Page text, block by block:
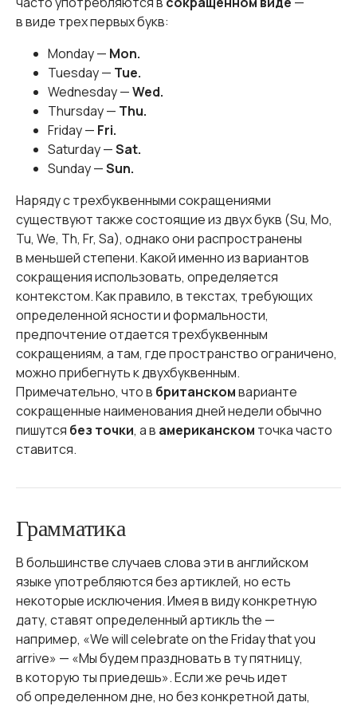
в виде трех первых букв:
Monday — Mon.
Tuesday — Tue.
Wednesday —Wed.
Thursday — Thu.
Friday — Fri.
Saturday —Sat.
Sunday —Sun.
Наряду с трехбуквенными сокращениями
существуют также состоящие из двух букв (Su, Mo,
Tu, We, Th, Fr, Sa), однако они распространены
в меньшей степени. Какой именно из вариантов
сокращения использовать, определяется
контекстом. Как правило, в текстах, требующих
определенной ясности и формальности,
предпочтение отдается трехбуквенным
сокращениям, а там, где пространство ограничено,
можно прибегнуть к двухбуквенным.
Примечательно, что в британскомварианте
сокращенные наименования дней недели обычно
пишутся без точки, а в американском точка часто
ставится.
Грамматика
В большинстве случаев слова эти в английском
языке употребляются без артиклей, но есть
некоторые исключения. Имея в виду конкретную
дату, ставят определенный артикль the —
например, «We will celebrate on the Friday that you
arrive» — «Мы будем праздновать в ту пятницу,
в которую ты приедешь». Если же речь идет
об определенном дне, но без конкретной даты,